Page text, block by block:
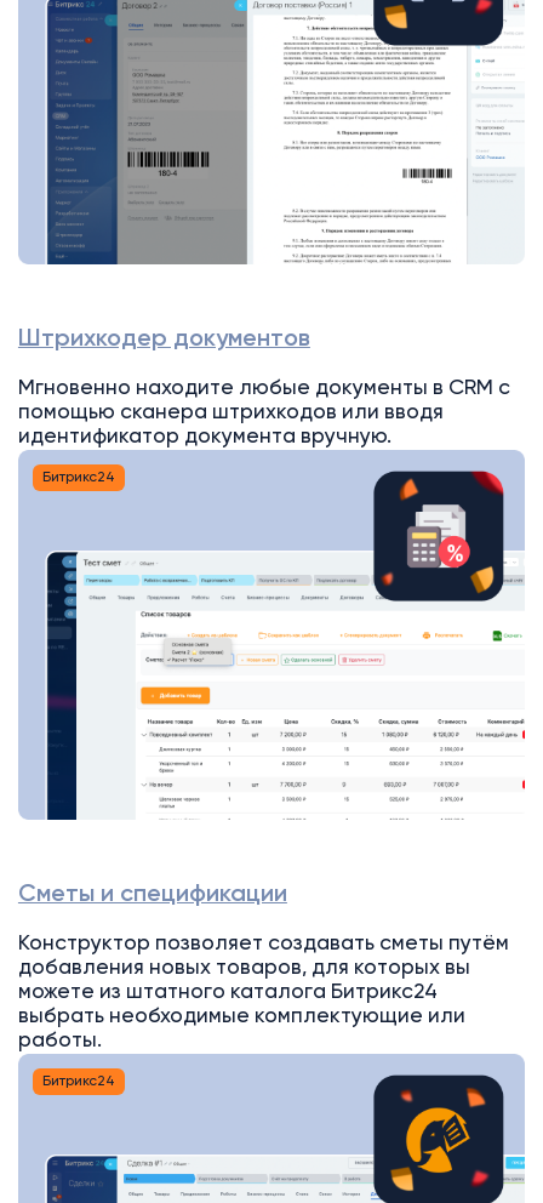
Штрихкодер документов
Мгновенно находите любые документы в CRM с
помощью сканера штрихкодов или вводя
идентификатор документа вручную.
Битрикс24
Сметы и спецификации
Конструктор позволяет создавать сметы путём
добавления новых товаров, для которых вы
можете из штатного каталога Битрикс24
выбрать необходимые комплектующие или
работы.
Битрикс24